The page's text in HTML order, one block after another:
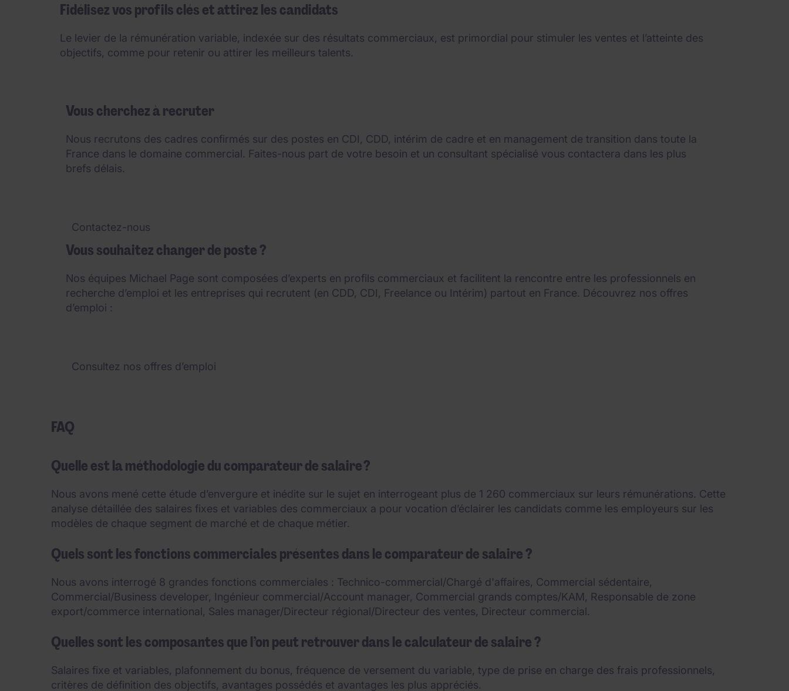
Fidélisez vos profils clés et attirez les candidats
Le levier de la rémunération variable, indexée sur des résultats commerciaux, est primordial pour stimuler les ventes et l’atteinte des
objectifs, comme pour retenir ou attirer les meilleurs talents.
Vous cherchez à recruter
Nous recrutons des cadres confirmés sur des postes en CDI, CDD, intérim de cadre et en management de transition dans toute la
France dans le domaine commercial. Faites-nous part de votre besoin et un consultant spécialisé vous contactera dans les plus
brefs délais.
Contactez-nous
Vous souhaitez changer de poste ?
Nos équipes Michael Page sont composées d’experts en profils commerciaux et facilitent la rencontre entre les professionnels en
recherche d’emploi et les entreprises qui recrutent (en CDD, CDI, Freelance ou Intérim) partout en France. Découvrez nos offres
d’emploi :
Consultez nos offres d’emploi
FAQ
Quelle est la méthodologie du comparateur de salaire ?
Nous avons mené cette étude d’envergure et inédite sur le sujet en interrogeant plus de 1 260 commerciaux sur leurs rémunérations. Cette
analyse détaillée des salaires fixes et variables des commerciaux a pour vocation d’éclairer les candidats comme les employeurs sur les
modèles de chaque segment de marché et de chaque métier.
Quels sont les fonctions commerciales présentes dans le comparateur de salaire ?
Nous avons interrogé 8 grandes fonctions commerciales : Technico-commercial/Chargé d'affaires, Commercial sédentaire,
Commercial/Business developer, Ingénieur commercial/Account manager, Commercial grands comptes/KAM, Responsable de zone
export/commerce international, Sales manager/Directeur régional/Directeur des ventes, Directeur commercial.
Quelles sont les composantes que l’on peut retrouver dans le calculateur de salaire ?
Salaires fixe et variables, plafonnement du bonus, fréquence de versement du variable, type de prise en charge des frais professionnels,
critères de définition des objectifs, avantages possédés et avantages les plus appréciés.